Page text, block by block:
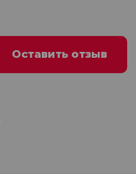
Оставить отзыв